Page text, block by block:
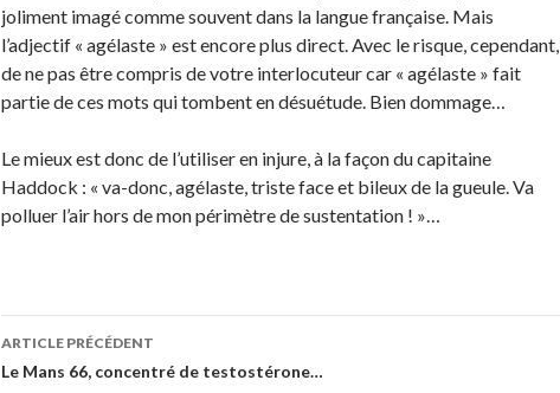
joliment imagé comme souvent dans la langue française. Mais
l’adjectif « agélaste » est encore plus direct. Avec le risque, cependant,
de ne pas être compris de votre interlocuteur car « agélaste » fait
partie de ces mots qui tombent en désuétude. Bien dommage…
Le mieux est donc de l’utiliser en injure, à la façon du capitaine
Haddock : « va-donc, agélaste, triste face et bileux de la gueule. Va
polluer l’air hors de mon périmètre de sustentation ! »…
Navigation
des
ARTICLE PRÉCÉDENT
Le Mans 66, concentré de testostérone…